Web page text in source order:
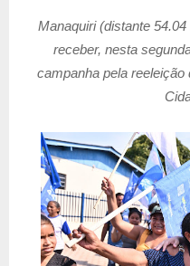
Manaquiri (distante
receber, nesta
campanha pela reeleição